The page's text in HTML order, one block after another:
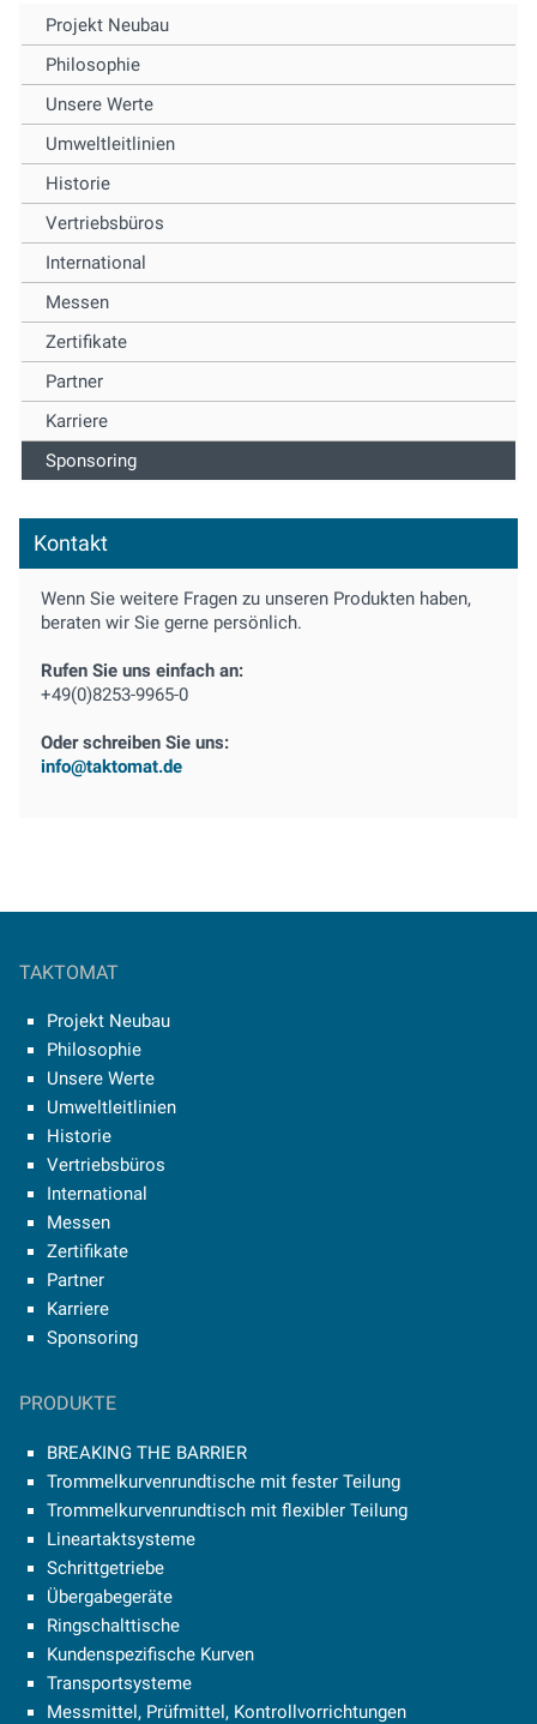
Projekt Neubau
Philosophie
Unsere Werte
Umweltleitlinien
Historie
Vertriebsbüros
International
Messen
Zertifikate
Partner
Karriere
Sponsoring
Kontakt
Wenn Sie weitere Fragen zu unseren Produkten haben,
beraten wir Sie gerne persönlich.
Rufen Sie uns einfach an:
+49(0)8253-9965-0
Oder schreiben Sie uns:
info@taktomat.de
TAKTOMAT
Projekt Neubau
Philosophie
Unsere Werte
Umweltleitlinien
Historie
Vertriebsbüros
International
Messen
Zertifikate
Partner
Karriere
Sponsoring
PRODUKTE
BREAKING THE BARRIER
Trommelkurvenrundtische mit fester Teilung
Trommelkurvenrundtisch mit flexibler Teilung
Lineartaktsysteme
Schrittgetriebe
Übergabegeräte
Ringschalttische
Kundenspezifische Kurven
Transportsysteme
Messmittel, Prüfmittel, Kontrollvorrichtungen